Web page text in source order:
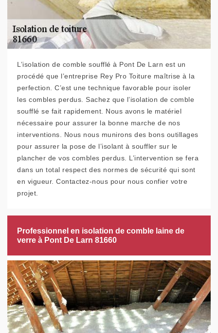
L’isolation de comble soufflé à Pont De Larn est un
procédé que l’entreprise Rey Pro Toiture maîtrise à la
perfection. C’est une technique favorable pour isoler
les combles perdus. Sachez que l’isolation de comble
soufflé se fait rapidement. Nous avons le matériel
nécessaire pour assurer la bonne marche de nos
interventions. Nous nous munirons des bons outillages
pour assurer la pose de l’isolant à souffler sur le
plancher de vos combles perdus. L’intervention se fera
dans un total respect des normes de sécurité qui sont
en vigueur. Contactez-nous pour nous confier votre
projet.
Professionnel en isolation de comble laine de
verre à Pont De Larn 81660